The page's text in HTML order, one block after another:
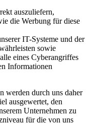
auszuliefern,
die Werbung für diese
IT-Systeme und der
sowie
eines Cyberangriffes
Informationen
werden durch uns daher
ausgewertet, den
Unternehmen zu
für die von uns